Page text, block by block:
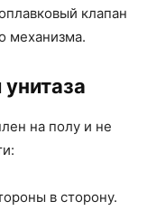
клапан
механизма.
на полу и не
в сторону.